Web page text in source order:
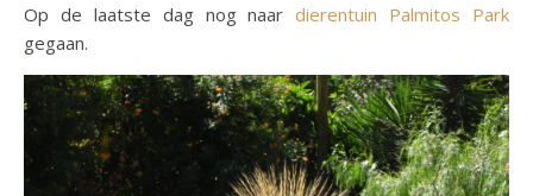
Op de laatste dag nog naardierentuin Palmitos Park
gegaan.